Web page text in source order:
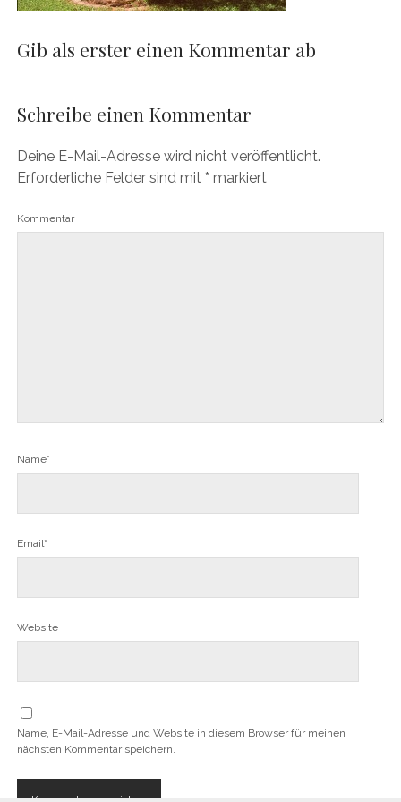
Gib als erster einen Kommentar ab
Schreibe einen Kommentar
Deine E-Mail-Adresse wird nicht veröffentlicht.
Erforderliche Felder sind mit * markiert
Kommentar
Name*
Email*
Website
Name, E-Mail-Adresse und Website in diesem Browser für meinen
nächsten Kommentar speichern.